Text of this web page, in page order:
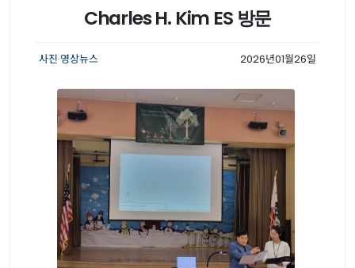
Charles H. Kim ES 방문
사진·영상뉴스 2026년01월26일